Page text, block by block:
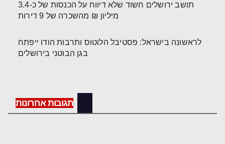
תושב ירושלים חשוד שלא דיווח על הכנסות של כ-3.4
מיליון ₪ מהשכרה של 9 דירות
לראשונה בישראל: פסטיבל הלוטוס ותרבות הודו ייפתח
בגן הבוטני בירושלים
תגובות אחרונות